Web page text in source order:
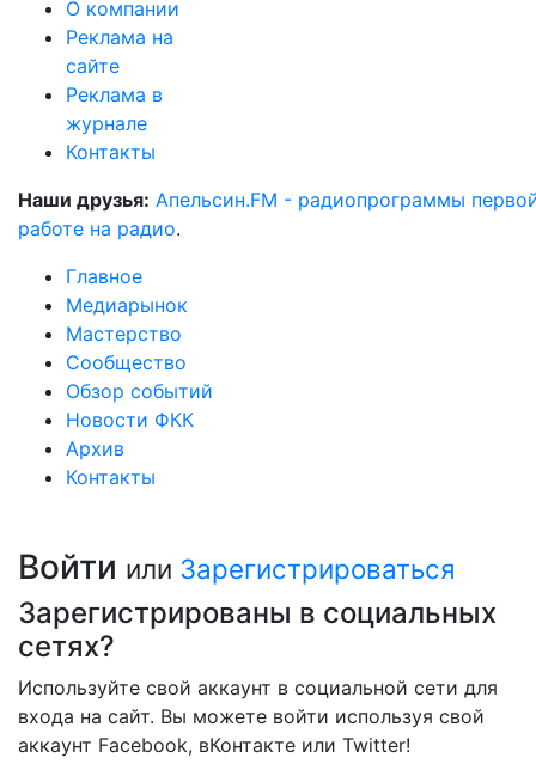
О компании
Реклама на
сайте
Реклама в
журнале
Контакты
Наши друзья: Апельсин.FM - радиопрограммы
работе на радио.
Главное
Медиарынок
Мастерство
Сообщество
Обзор событий
Новости ФКК
Архив
Контакты
Войти или Зарегистрироваться
Зарегистрированы в социальных
сетях?
Используйте свой аккаунт в социальной сети для
входа на сайт. Вы можете войти используя свой
аккаунт Facebook, вКонтакте или Twitter!